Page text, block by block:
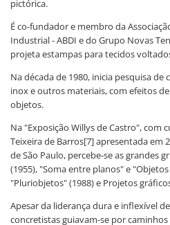
pictórica.
É co-fundador e membro da
Industrial - ABDI e do Grupo Novas
projeta estampas para tecidos
Na década de 1980, inicia pesquisa
inox e outros materiais, com efeitos
objetos.
Na "Exposição Willys de Castro", com
Teixeira de Barros[7] apresentada em
de São Paulo, percebe-se as grandes
(1955), "Soma entre planos" e
"Pluriobjetos" (1988) e Projetos
Apesar da liderança dura e inflexível
concretistas guiavam-se por